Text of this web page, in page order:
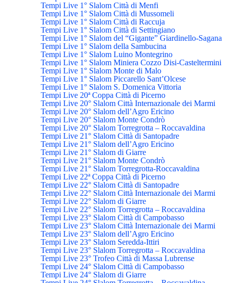
Tempi Live 1° Slalom Città di Menfi
Tempi Live 1° Slalom Città di Mussomeli
Tempi Live 1° Slalom Città di Raccuja
Tempi Live 1° Slalom Città di Settingiano
Tempi Live 1° Slalom del “Gigante” Giardinello-Sagana
Tempi Live 1° Slalom della Sambucina
Tempi Live 1° Slalom Luino Montegrino
Tempi Live 1° Slalom Miniera Cozzo Disi-Casteltermini
Tempi Live 1° Slalom Monte di Malo
Tempi Live 1° Slalom Piccarello Sant’Olcese
Tempi Live 1° Slalom S. Domenica Vittoria
Tempi Live 20ª Coppa Città di Picerno
Tempi Live 20° Slalom Città Internazionale dei Marmi
Tempi Live 20° Slalom dell’Agro Ericino
Tempi Live 20° Slalom Monte Condrò
Tempi Live 20° Slalom Torregrotta – Roccavaldina
Tempi Live 21° Slalom Città di Santopadre
Tempi Live 21° Slalom dell’Agro Ericino
Tempi Live 21° Slalom di Giarre
Tempi Live 21° Slalom Monte Condrò
Tempi Live 21° Slalom Torregrotta-Roccavaldina
Tempi Live 22ª Coppa Città di Picerno
Tempi Live 22° Slalom Città di Santopadre
Tempi Live 22° Slalom Città Internazionale dei Marmi
Tempi Live 22° Slalom di Giarre
Tempi Live 22° Slalom Torregrotta – Roccavaldina
Tempi Live 23° Slalom Città di Campobasso
Tempi Live 23° Slalom Città Internazionale dei Marmi
Tempi Live 23° Slalom dell’Agro Ericino
Tempi Live 23° Slalom Seredda-Ittiri
Tempi Live 23° Slalom Torregrotta – Roccavaldina
Tempi Live 23° Trofeo Città di Massa Lubrense
Tempi Live 24° Slalom Città di Campobasso
Tempi Live 24° Slalom di Giarre